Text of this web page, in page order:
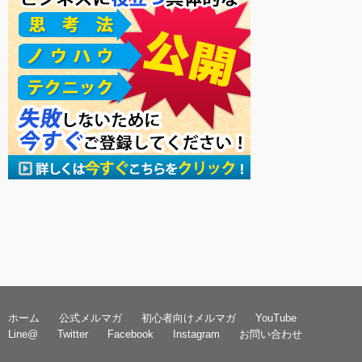
ホーム 公式メルマガ 初心者向けメルマガ
YouTube
Line@
Twitter Facebook Instagram お問い合わせ